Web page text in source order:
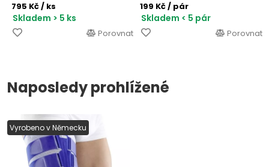
795 Kč/ ks
Skladem > 5 ks
Porovnat
199 Kč/ pár
Skladem < 5 pár
Porovnat
Naposledy prohlížené
Vyrobeno v Německu